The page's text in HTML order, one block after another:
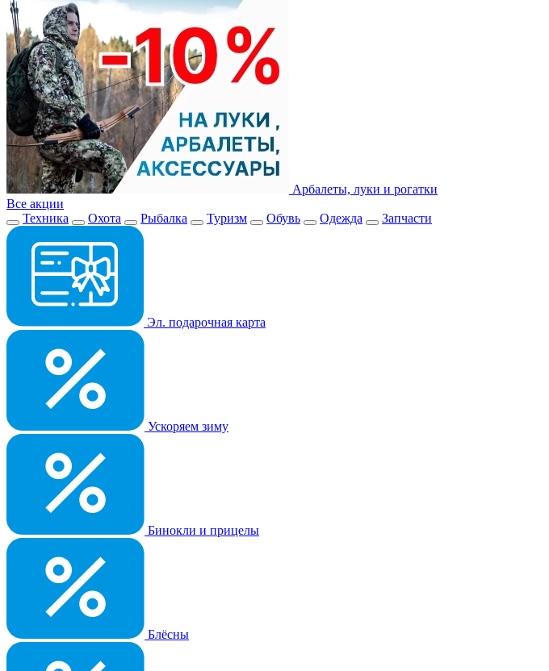
Арбалеты, луки и рогатки
Все акции
Техника
Охота Рыбалка Туризм Обувь Одежда Запчасти
Эл. подарочная карта
Ускоряем зиму
Бинокли и прицелы
Блёсны